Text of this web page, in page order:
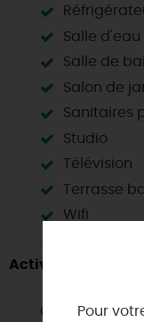
Salle d'eau
Salle de
Salon de
Sanitaires
Studio
Télévision
Terrasse
Wifi
Activités à
ChassePour